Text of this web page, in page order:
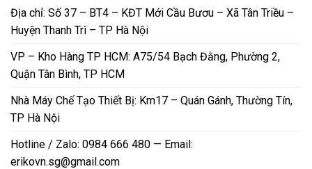
Địa chỉ: Số 37 – BT4 – KĐT Mới Cầu Bươu – Xã Tân Triều –
Huyện Thanh Trì – TP Hà Nội
VP – Kho Hàng TP HCM: A75/54 Bạch Đằng, Phường 2,
Quận Tân Bình, TP HCM
Nhà Máy Chế Tạo Thiết Bị: Km17 – Quán Gánh, Thường Tín,
TP Hà Nội
Hotline / Zalo: 0984 666 480 — Email:
erikovn.sg@gmail.com